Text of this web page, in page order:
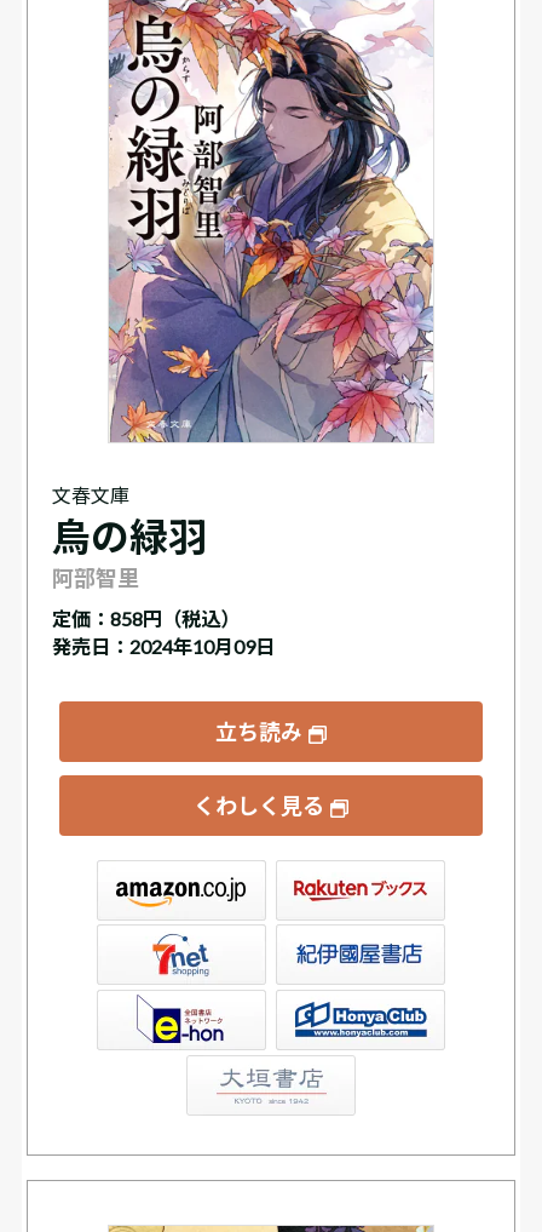
文春文庫
烏の緑羽
阿部智里
定価： 858円（税込）
発売日：2024年10月09日
立ち読み
くわしく見る
書店ウェブストア